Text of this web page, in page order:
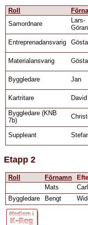
Roll
Samordnare
Lars-
Göran
Entreprenadansvarig
Gösta
Materialansvarig
Gösta
Byggledare
Jan
Kartritare David
Byggledare (KNB
7b)
Suppleant
Etapp 2
Roll Förnamn
Mats
Byggledare
Bengt